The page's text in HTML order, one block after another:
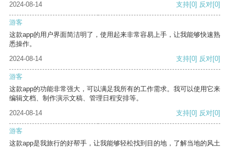
2024-08-14 支持[0] 反对[0]
游客
这款app的用户界面简洁明了，使用起来非常容易上手，让我能够快速熟
悉操作。
2024-08-14
支持[0] 反对[0]
游客
这款app的功能非常强大，可以满足我所有的工作需求。我可以使用它来
编辑文档、制作演示文稿、管理日程安排等。
2024-08-14
支持[0] 反对[0]
游客
这款app是我旅行的好帮手，让我能够轻松找到目的地，了解当地的风土